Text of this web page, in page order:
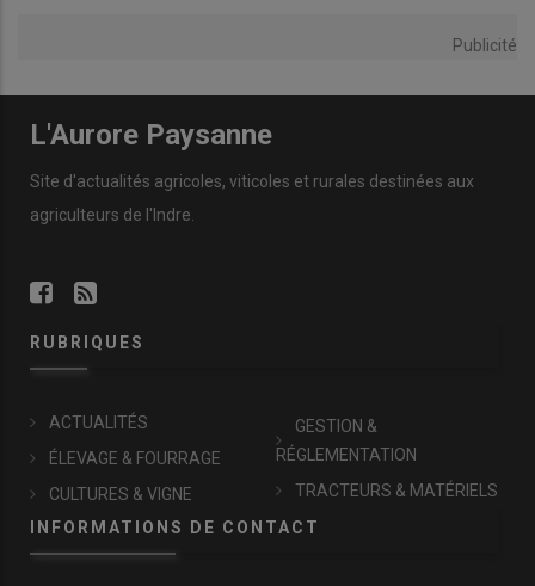
Publicité
L'Aurore Paysanne
Site d'actualités agricoles, viticoles et rurales destinées aux
agriculteurs de l'Indre.
RUBRIQUES
ACTUALITÉS
ÉLEVAGE & FOURRAGE
CULTURES & VIGNE
GESTION &
RÉGLEMENTATION
TRACTEURS & MATÉRIELS
INFORMATIONS DE CONTACT